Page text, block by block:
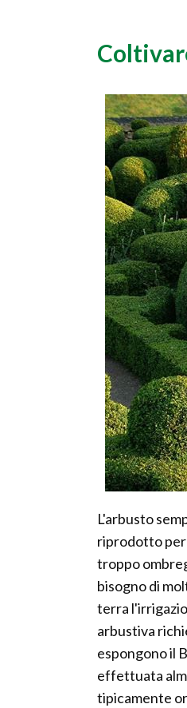
L'arbusto
riprodotto per
troppo
bisogno di
terra
arbustiva
espongono il
effettuata
tipicamente